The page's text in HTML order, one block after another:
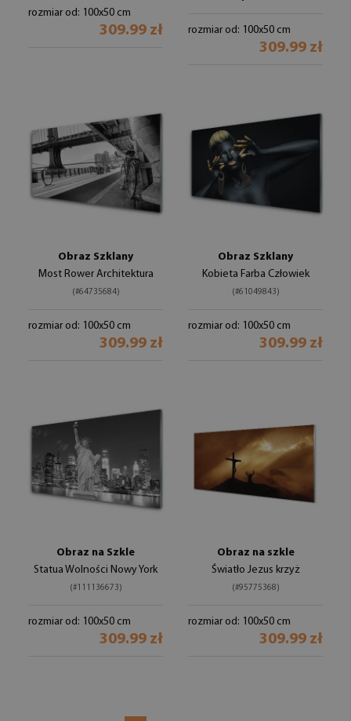
rozmiar od: 100x50 cm
309.99 zł rozmiar od: 100x50 cm
309.99 zł
Obraz Szklany
Most Rower Architektura
(#64735684)
rozmiar od: 100x50 cm
309.99 zł
Obraz Szklany
Kobieta Farba Człowiek
(#61049843)
rozmiar od: 100x50 cm
309.99 zł
Obraz na Szkle
Statua Wolności Nowy York
(#111136673)
rozmiar od: 100x50 cm
309.99 zł
Obraz na szkle
Światło Jezus krzyż
(#95775368)
rozmiar od: 100x50 cm
309.99 zł